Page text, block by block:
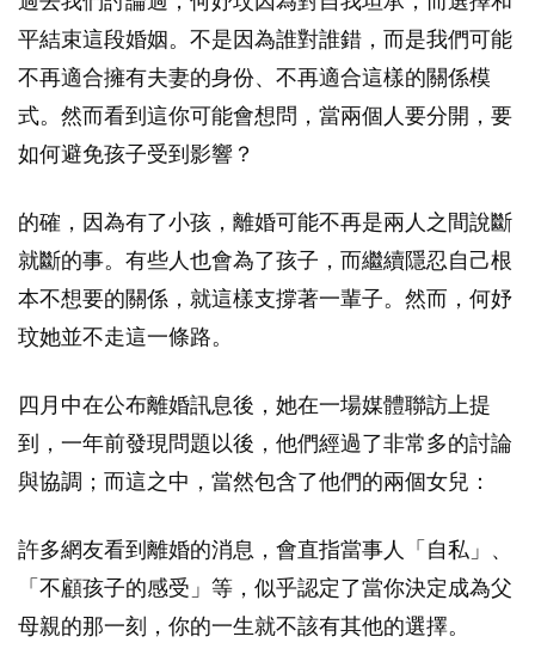
平結束這段婚姻。不是因為誰對誰錯，而是我們可能
不再適合擁有夫妻的身份、不再適合這樣的關係模
式。然而看到這你可能會想問，當兩個人要分開，要
如何避免孩子受到影響？
的確，因為有了小孩，離婚可能不再是兩人之間說斷
就斷的事。有些人也會為了孩子，而繼續隱忍自己根
本不想要的關係，就這樣支撐著一輩子。然而，何妤
玟她並不走這一條路。
四月中在公布離婚訊息後，她在一場媒體聯訪上提
到，一年前發現問題以後，他們經過了非常多的討論
與協調；而這之中，當然包含了他們的兩個女兒：
許多網友看到離婚的消息，會直指當事人「自私」、
「不顧孩子的感受」等，似乎認定了當你決定成為父
母親的那一刻，你的一生就不該有其他的選擇。